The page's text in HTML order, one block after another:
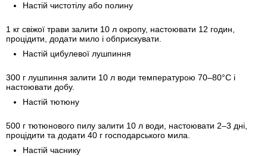
Настій чистотілу або полину
1 кг свіжої трави залити 10 л окропу, настоювати 12 годин,
процідити, додати мило і обприскувати.
Настій цибулевої лушпиння
300 г лушпиння залити 10 л води температурою 70–80°С і
настоювати добу.
Настій тютюну
500 г тютюнового пилу залити 10 л води, настоювати 2–3 дні,
процідити та додати 40 г господарського мила.
Настій часнику